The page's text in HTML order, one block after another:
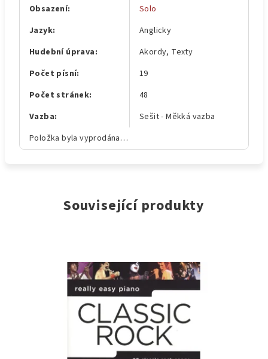
Obsazení:
Solo
Jazyk:
Anglicky
Hudební úprava:
Akordy, Texty
Počet písní:
19
Počet stránek:
48
Vazba:
Sešit - Měkká vazba
Položka byla vyprodána…
Související produkty